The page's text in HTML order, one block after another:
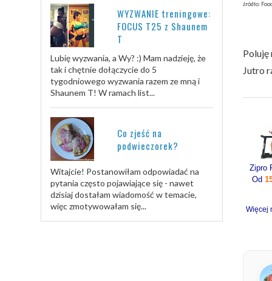
źródło:
Poluję
Jutro
Od
Więcej
WYZWANIE treningowe:
FOCUS T25 z Shaunem
T
Lubię wyzwania, a Wy? :) Mam nadzieję, że
tak i chętnie dołączycie do 5
tygodniowego wyzwania razem ze mną i
Shaunem T! W ramach list...
Co zjeść na
podwieczorek?
Witajcie! Postanowiłam odpowiadać na
pytania często pojawiające się - nawet
dzisiaj dostałam wiadomość w temacie,
więc zmotywowałam się...